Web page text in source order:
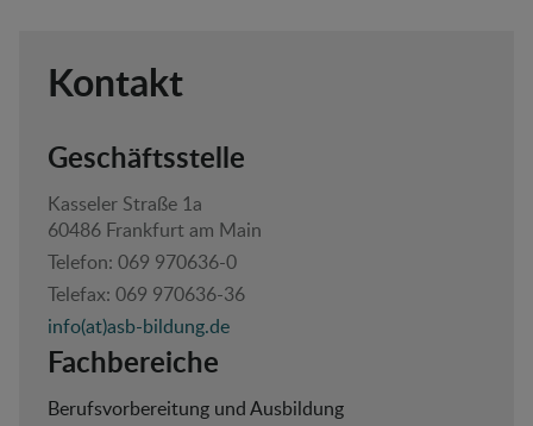
Kontakt
Geschäftsstelle
Kasseler Straße 1a
60486 Frankfurt am Main
Telefon: 069 970636-0
Telefax: 069 970636-36
info(at)asb-bildung.de
Fachbereiche
Berufsvorbereitung und Ausbildung